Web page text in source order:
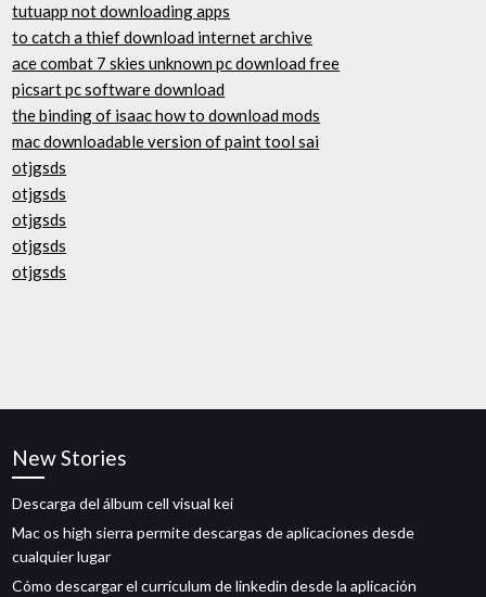
tutuapp not downloading apps
to catch a thief download internet archive
ace combat 7 skies unknown pc download free
picsart pc software download
the binding of isaac how to download mods
mac downloadable version of paint tool sai
otjgsds
otjgsds
otjgsds
otjgsds
otjgsds
New Stories
Descarga del álbum cell visual kei
Mac os high sierra permite descargas de aplicaciones desde
cualquier lugar
Cómo descargar el currículum de linkedin desde la aplicación